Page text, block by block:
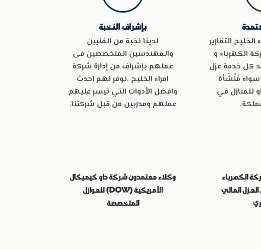
التقارير
الكهرباء و
كل خدمة عزل
سواء مُنْشَأة
للمنازل في
بإشراف النخبة
لدينا نخبة من الفنيين
والمهندسين المتخصصين فى
عملهم بإشراف من إدارة شركة
امراء الخليج ،نوفر لهم احدث
وافضل الأدوات التي تيسر عليهم
عملهم ومدربين من قبل شركتنا.
الكهرباء
المائي
وكلاء معتمدون شركة داو كيميكال
الأمريكية (DOW) للعوازل
المتخصصة